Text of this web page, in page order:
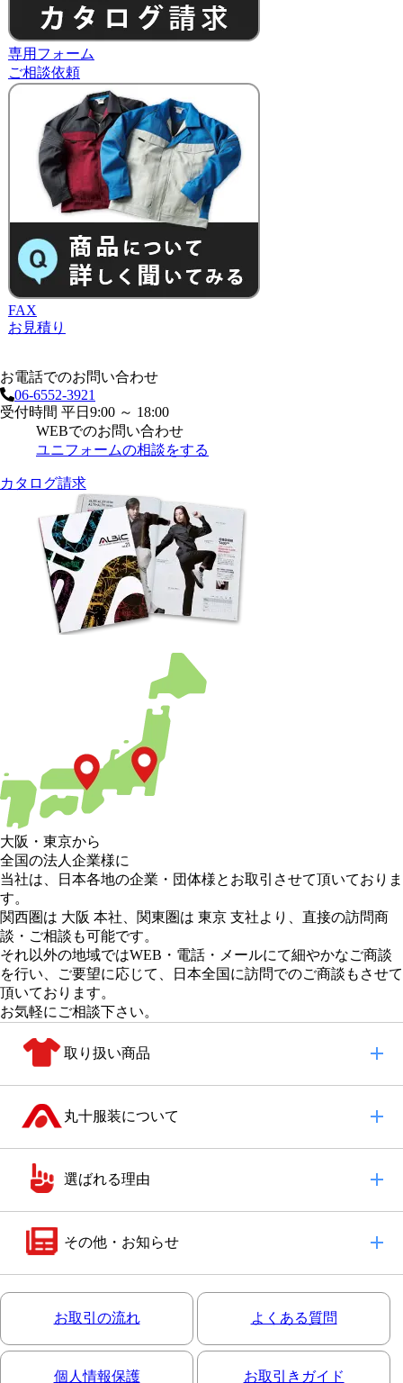
専用フォーム
ご相談依頼
FAX
お見積り
お電話でのお問い合わせ
06-6552-3921
受付時間 平日9:00 ～ 18:00
WEBでのお問い合わせ
ユニフォームの相談をする
カタログ請求
大阪 ・ 東京から
全国の法人企業様に
当社は、日本各地の企業・団体様とお取引させて頂いておりま
す。
関西圏は 大阪 本社
関東圏は 東京 支社より、直接の訪問商
談・ご相談も可能です。
それ以外の地域ではWEB・電話・メールにて細やかなご商談
を行い、
ご要望に応じて、日本全国に訪問でのご商談もさせて
頂いております。
お気軽にご相談下さい。
取り扱い商品
丸十服装について
選ばれる理由
その他・お知らせ
お取引の流れ よくある質問
個人情報保護 お取引きガイド